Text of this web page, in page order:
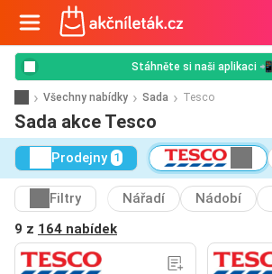
Stáhněte si naši aplikaci 📲
Všechny nabídky Sada Tesco
Sada akce Tesco
Prodejny 1
Filtry Nářadí Nádobí
9 z 164 nabídek